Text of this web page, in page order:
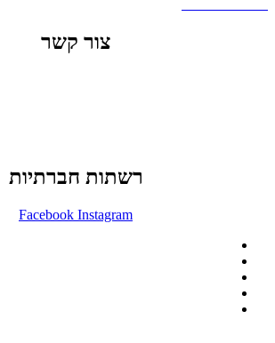
צור קשר
רשתות חברתיות
Facebook Instagram